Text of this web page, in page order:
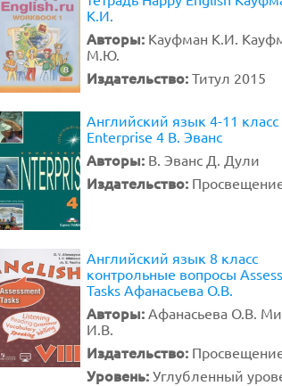
К.И.
Авторы: Кауфман К.И.
М.Ю.
Издательство: Титул 2015
Английский язык 4-11 класс
Enterprise 4 В. Эванс
Авторы: В. Эванс Д. Дули
Издательство:
Английский язык 8 класс
контрольные вопросы
Tasks Афанасьева О.В.
Авторы: Афанасьева О.В.
И.В.
Издательство:
Уровень: Углубленный